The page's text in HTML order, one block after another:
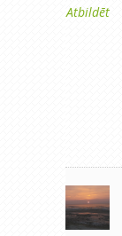
Atbildēt